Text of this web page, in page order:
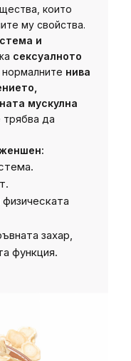
които
му свойства.
и
сексуалното
нормалните нива
мускулна
да
захар,
функция.